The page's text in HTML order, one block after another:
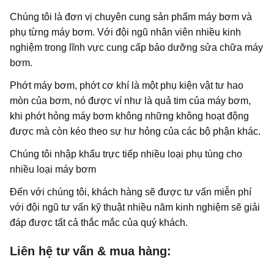
Chúng tôi là đơn vị chuyên cung sản phẩm máy bơm và
phụ từng máy bơm. Với đội ngũ nhân viên nhiều kinh
nghiệm trong lĩnh vực cung cấp bảo dưỡng sửa chữa máy
bơm.
Phớt máy bơm, phớt cơ khí là một phụ kiện vật tư hao
mòn của bơm, nó được ví như là quả tim của máy bơm,
khi phớt hỏng máy bơm không những không hoạt động
được mà còn kéo theo sự hư hỏng của các bộ phận khác.
Chúng tôi nhập khẩu trực tiếp nhiều loại phụ tùng cho
nhiều loại máy bơm
Đến với chúng tôi, khách hàng sẽ được tư vấn miễn phí
với đội ngũ tư vấn kỹ thuật nhiều năm kinh nghiệm sẽ giải
đáp được tất cả thắc mắc của quý khách.
Liên hệ tư vấn & mua hàng: